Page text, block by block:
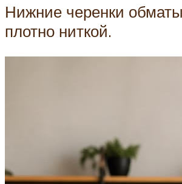
Нижние черенки
плотно ниткой.